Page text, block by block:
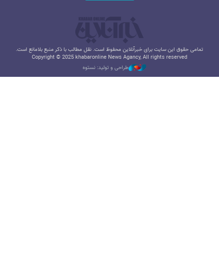
تمامی حقوق این سایت برای خبرآنلاین محفوظ است. نقل مطالب با ذکر منبع بلامانع است.
Copyright © 2025 khabaronline News Agancy, All rights reserved
طراحی و تولید: نستوه